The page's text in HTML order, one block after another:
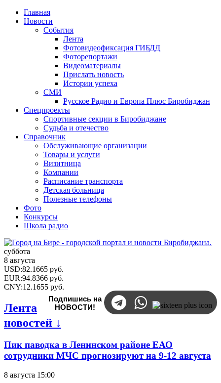
Главная
Новости
События
Лента
Фотовидеофиксация ГИБДД
Фоторепортажи
Видеоматериалы
Прислать новость
Истории успеха
СМИ
Русское Радио и Европа Плюс Биробиджан
Спецпроекты
Спортивные секции в Биробиджане
Судьба и отечество
Справочник
Обслуживающие организации
Товары и услуги
Визитница
Компании
Расписание транспорта
Детская больница
Полезные телефоны
Фото
Конкурсы
Школа радио
суббота
8 августа
USD:82.1665 руб.
EUR:94.8366 руб.
CNY:12.1655 руб.
Подпишись на
НОВОСТИ!
Лента
новостей ↓
Пик паводка в Ленинском районе ЕАО
сотрудники МЧС прогнозируют на 9-12 августа
8 августа 15:00